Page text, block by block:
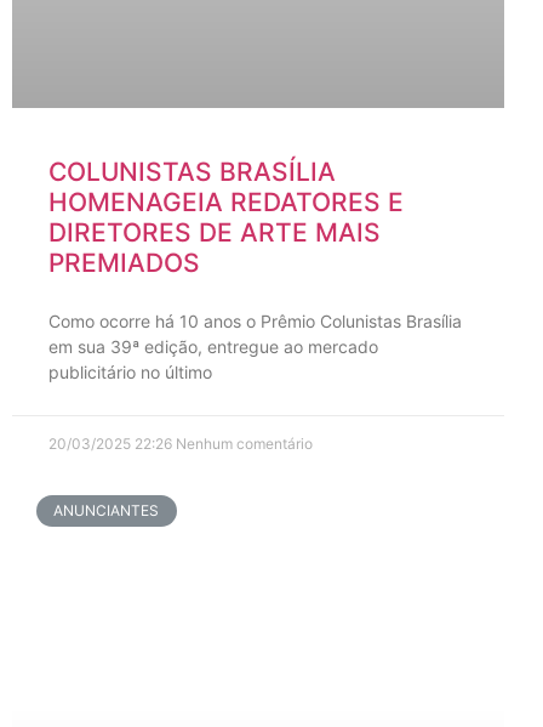
COLUNISTAS BRASÍLIA
HOMENAGEIA REDATORES E
DIRETORES DE ARTE MAIS
PREMIADOS
Como ocorre há 10 anos o Prêmio Colunistas Brasília
em sua 39ª edição, entregue ao mercado
publicitário no último
20/03/2025 22:26 Nenhum comentário
ANUNCIANTES